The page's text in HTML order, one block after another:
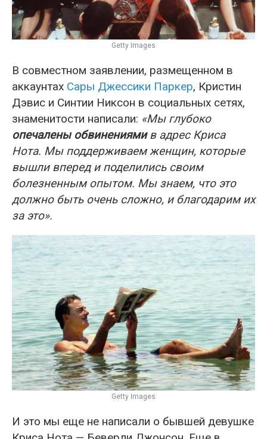
Getty Images
В совместном заявлении, размещенном в
аккаунтах Сары Джессики Паркер, Кристин
Дэвис и Синтии Никсон в социальных сетях,
знаменитости написали: «Мы глубоко
опечалены обвинениямив адрес Криса
Нота. Мы поддерживаем женщин, которые
вышли вперед и поделились своим
болезненным опытом. Мы знаем, что это
должно быть очень сложно, и благодарим их
за это».
Getty Images
И это мы еще не написали о бывшей девушке